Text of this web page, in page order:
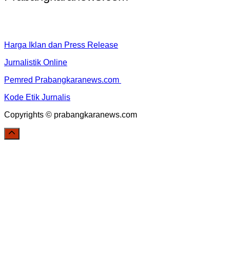
Harga Iklan dan Press Release
Jurnalistik Online
Pemred Prabangkaranews.com
Kode Etik Jurnalis
Copyrights © prabangkaranews.com